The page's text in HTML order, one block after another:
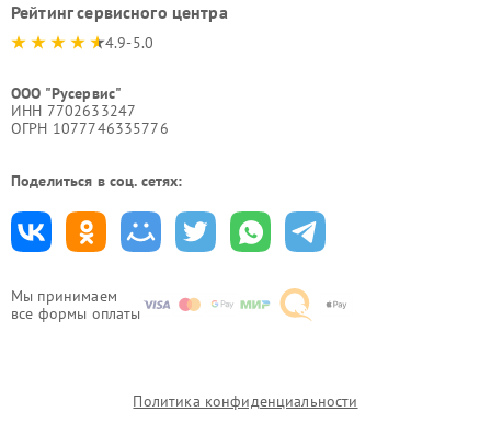
Мы принимаем
все формы оплаты
Рейтинг сервисного центра
4.9-5.0
ООО "Русервис"
ИНН 7702633247
ОГРН 1077746335776
Поделиться в соц. сетях:
Политика конфиденциальности